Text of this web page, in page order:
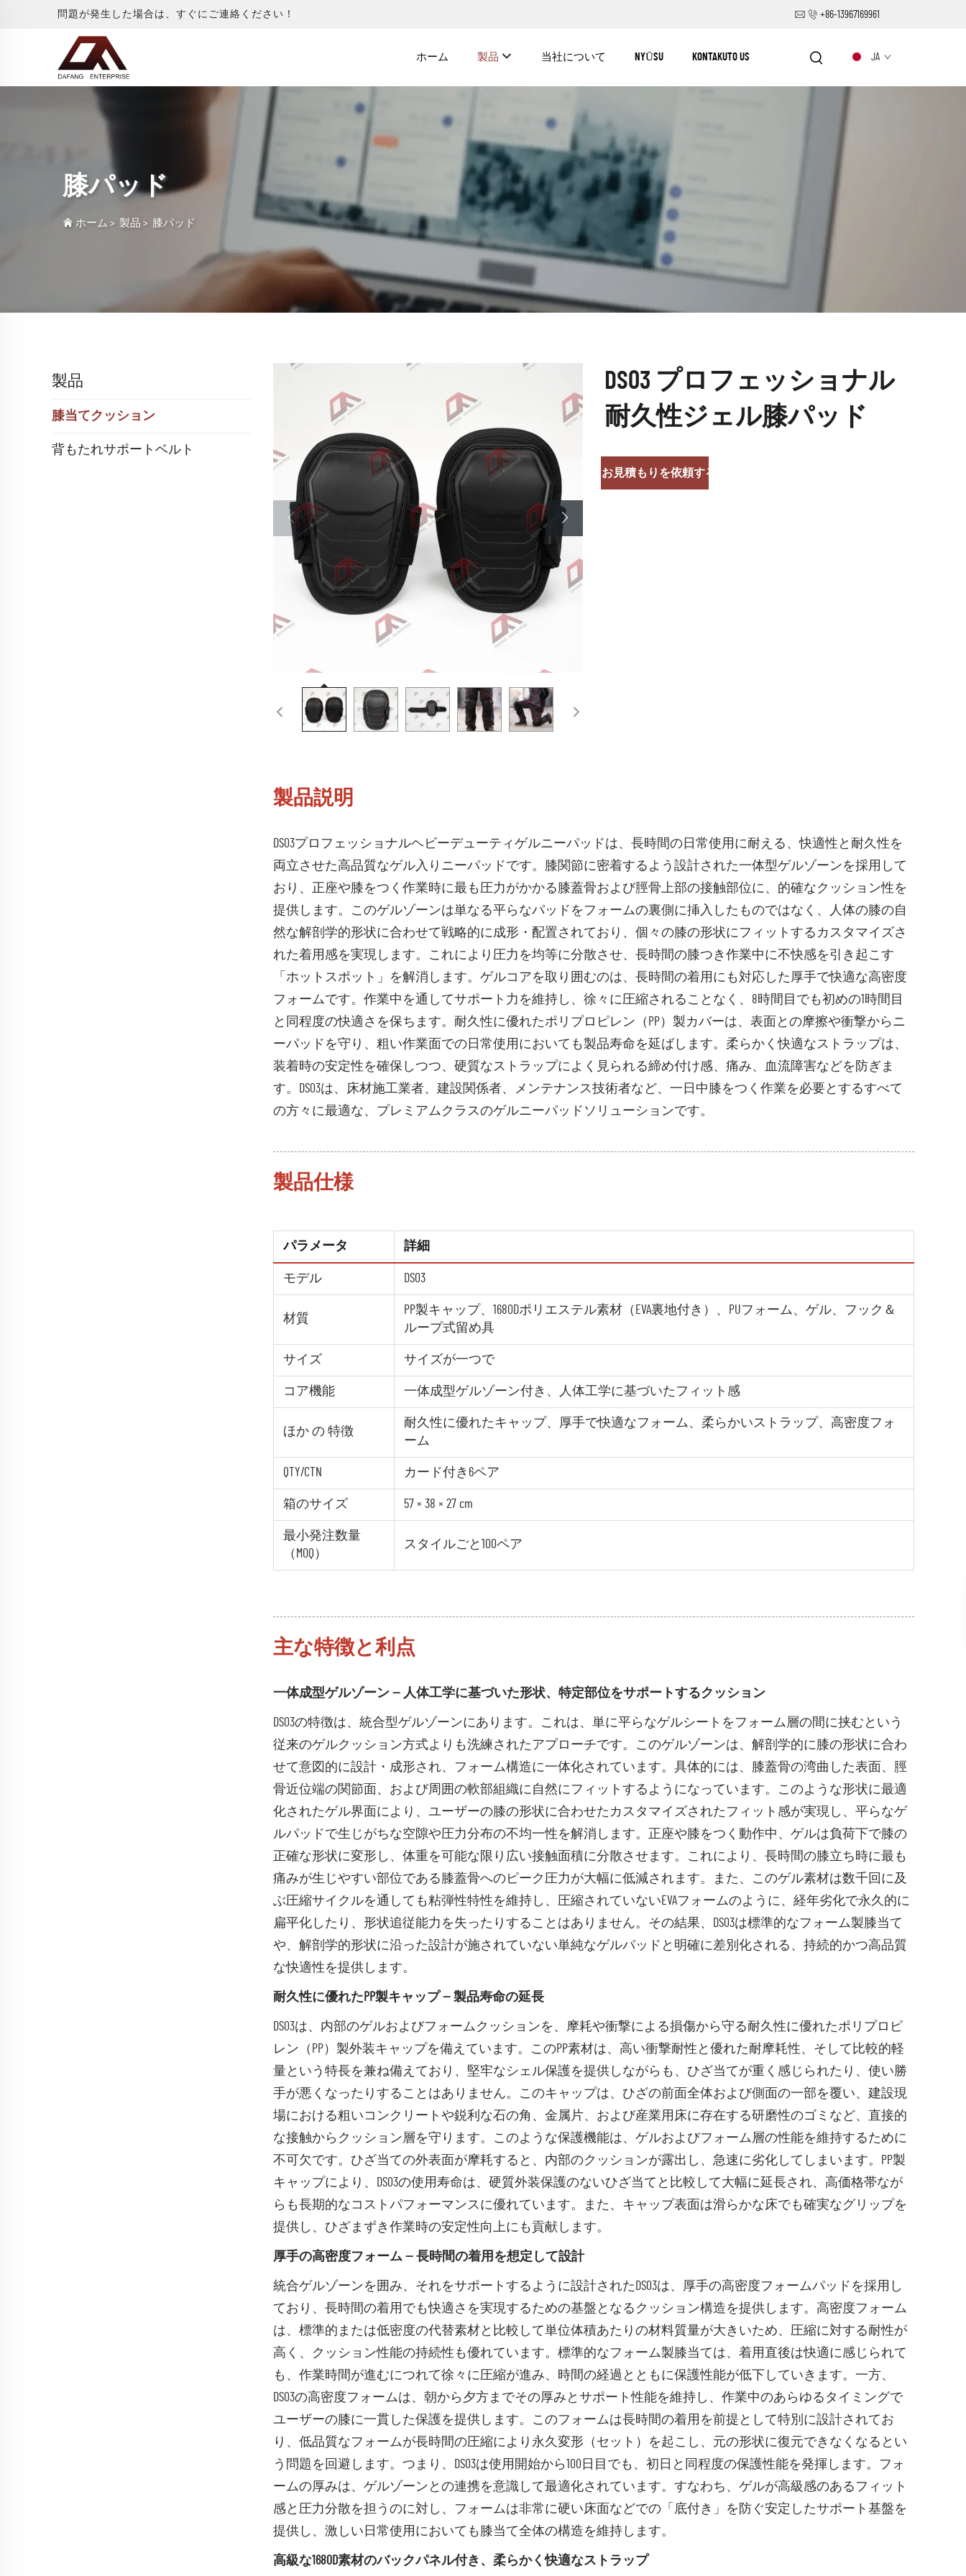
問題が発生した場合は、すぐにご連絡ください！ +86-13967169961
ホーム 製品 当社について NYŪSU KONTAKUTO US JA
膝パッド
ホーム > 製品 > 膝パッド
製品
膝当てクッション
背もたれサポートベルト
DS03 プロフェッショナル
耐久性ジェル膝パッド
お見積もりを依頼する
製品説明
DS03プロフェッショナルヘビーデューティゲルニーパッドは、長時間の日常使用に耐える、快適性と耐久性を
両立させた高品質なゲル入りニーパッドです。膝関節に密着するよう設計された一体型ゲルゾーンを採用して
おり、正座や膝をつく作業時に最も圧力がかかる膝蓋骨および脛骨上部の接触部位に、的確なクッション性を
提供します。このゲルゾーンは単なる平らなパッドをフォームの裏側に挿入したものではなく、人体の膝の自
然な解剖学的形状に合わせて戦略的に成形・配置されており、個々の膝の形状にフィットするカスタマイズさ
れた着用感を実現します。これにより圧力を均等に分散させ、長時間の膝つき作業中に不快感を引き起こす
「ホットスポット」を解消します。ゲルコアを取り囲むのは、長時間の着用にも対応した厚手で快適な高密度
フォームです。作業中を通してサポート力を維持し、徐々に圧縮されることなく、8時間目でも初めの1時間目
と同程度の快適さを保ちます。耐久性に優れたポリプロピレン（PP）製カバーは、表面との摩擦や衝撃からニ
ーパッドを守り、粗い作業面での日常使用においても製品寿命を延ばします。柔らかく快適なストラップは、
装着時の安定性を確保しつつ、硬質なストラップによく見られる締め付け感、痛み、血流障害などを防ぎま
す。DS03は、床材施工業者、建設関係者、メンテナンス技術者など、一日中膝をつく作業を必要とするすべて
の方々に最適な、プレミアムクラスのゲルニーパッドソリューションです。
製品仕様
パラメータ 詳細
モデル DS03
材質
PP製キャップ、1680Dポリエステル素材（EVA裏地付き）、PUフォーム、ゲル、フック＆
ループ式留め具
サイズ サイズが一つで
コア機能 一体成型ゲルゾーン付き、人体工学に基づいたフィット感
ほか の 特徴
耐久性に優れたキャップ、厚手で快適なフォーム、柔らかいストラップ、高密度フォ
ーム
QTY/CTN カード付き6ペア
箱のサイズ 57 × 38 × 27 cm
最小発注数量
（MOQ）
スタイルごと100ペア
主な特徴と利点
一体成型ゲルゾーン — 人体工学に基づいた形状、特定部位をサポートするクッション
DS03の特徴は、統合型ゲルゾーンにあります。これは、単に平らなゲルシートをフォーム層の間に挟むという
従来のゲルクッション方式よりも洗練されたアプローチです。このゲルゾーンは、解剖学的に膝の形状に合わ
せて意図的に設計・成形され、フォーム構造に一体化されています。具体的には、膝蓋骨の湾曲した表面、脛
骨近位端の関節面、および周囲の軟部組織に自然にフィットするようになっています。このような形状に最適
化されたゲル界面により、ユーザーの膝の形状に合わせたカスタマイズされたフィット感が実現し、平らなゲ
ルパッドで生じがちな空隙や圧力分布の不均一性を解消します。正座や膝をつく動作中、ゲルは負荷下で膝の
正確な形状に変形し、体重を可能な限り広い接触面積に分散させます。これにより、長時間の膝立ち時に最も
痛みが生じやすい部位である膝蓋骨へのピーク圧力が大幅に低減されます。また、このゲル素材は数千回に及
ぶ圧縮サイクルを通しても粘弾性特性を維持し、圧縮されていないEVAフォームのように、経年劣化で永久的に
扁平化したり、形状追従能力を失ったりすることはありません。その結果、DS03は標準的なフォーム製膝当て
や、解剖学的形状に沿った設計が施されていない単純なゲルパッドと明確に差別化される、持続的かつ高品質
な快適性を提供します。
耐久性に優れたPP製キャップ — 製品寿命の延長
DS03は、内部のゲルおよびフォームクッションを、摩耗や衝撃による損傷から守る耐久性に優れたポリプロピ
レン（PP）製外装キャップを備えています。このPP素材は、高い衝撃耐性と優れた耐摩耗性、そして比較的軽
量という特長を兼ね備えており、堅牢なシェル保護を提供しながらも、ひざ当てが重く感じられたり、使い勝
手が悪くなったりすることはありません。このキャップは、ひざの前面全体および側面の一部を覆い、建設現
場における粗いコンクリートや鋭利な石の角、金属片、および産業用床に存在する研磨性のゴミなど、直接的
な接触からクッション層を守ります。このような保護機能は、ゲルおよびフォーム層の性能を維持するために
不可欠です。ひざ当ての外表面が摩耗すると、内部のクッションが露出し、急速に劣化してしまいます。PP製
キャップにより、DS03の使用寿命は、硬質外装保護のないひざ当てと比較して大幅に延長され、高価格帯なが
らも長期的なコストパフォーマンスに優れています。また、キャップ表面は滑らかな床でも確実なグリップを
提供し、ひざまずき作業時の安定性向上にも貢献します。
厚手の高密度フォーム — 長時間の着用を想定して設計
統合ゲルゾーンを囲み、それをサポートするように設計されたDS03は、厚手の高密度フォームパッドを採用し
ており、長時間の着用でも快適さを実現するための基盤となるクッション構造を提供します。高密度フォーム
は、標準的または低密度の代替素材と比較して単位体積あたりの材料質量が大きいため、圧縮に対する耐性が
高く、クッション性能の持続性も優れています。標準的なフォーム製膝当ては、着用直後は快適に感じられて
も、作業時間が進むにつれて徐々に圧縮が進み、時間の経過とともに保護性能が低下していきます。一方、
DS03の高密度フォームは、朝から夕方までその厚みとサポート性能を維持し、作業中のあらゆるタイミングで
ユーザーの膝に一貫した保護を提供します。このフォームは長時間の着用を前提として特別に設計されてお
り、低品質なフォームが長時間の圧縮により永久変形（セット）を起こし、元の形状に復元できなくなるとい
う問題を回避します。つまり、DS03は使用開始から100日目でも、初日と同程度の保護性能を発揮します。フォ
ームの厚みは、ゲルゾーンとの連携を意識して最適化されています。すなわち、ゲルが高級感のあるフィット
感と圧力分散を担うのに対し、フォームは非常に硬い床面などでの「底付き」を防ぐ安定したサポート基盤を
提供し、激しい日常使用においても膝当て全体の構造を維持します。
高級な1680D素材のバックパネル付き、柔らかく快適なストラップ